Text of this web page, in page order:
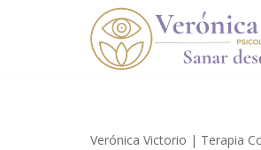
Verónica Victorio | Terapia